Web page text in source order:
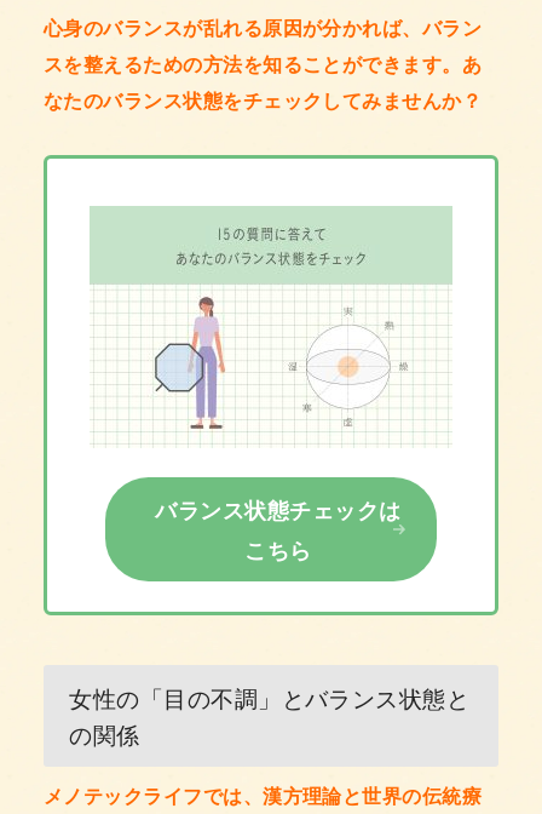
心身のバランスが乱れる原因が分かれば、バラン
スを整えるための方法を知ることができます。あ
なたのバランス状態をチェックしてみませんか？
バランス状態チェックは
こちら
女性の「目の不調」とバランス状態と
の関係
メノテックライフでは、漢方理論と世界の伝統療